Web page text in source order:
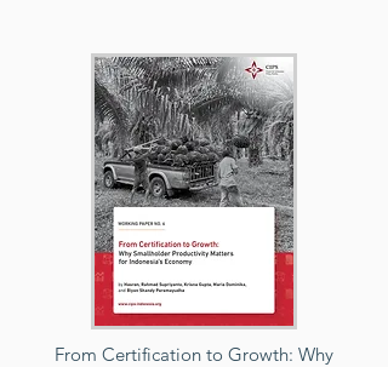
From Certification to Growth: Why